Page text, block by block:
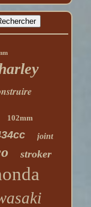
102mm
joint
stroker